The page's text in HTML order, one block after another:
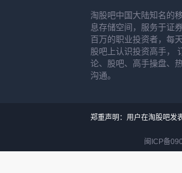
淘股吧中国大陆知名的
息存储空间，服务于证
百万的职业投资者，每
股吧上认识投资高手，
论、股吧、高手操盘、
沟通。
郑重声明：用户在淘股吧发
闽ICP备